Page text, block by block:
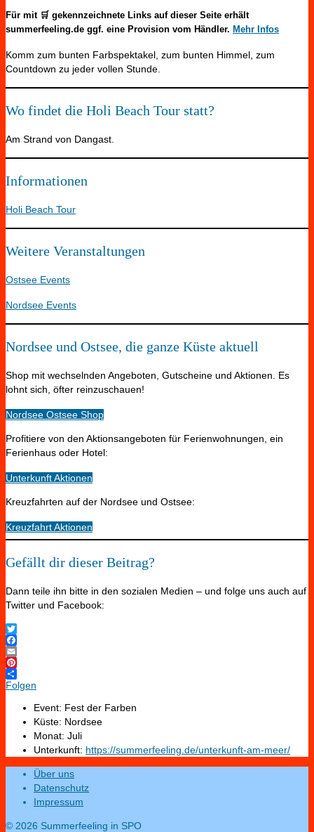
Für mit 🛒 gekennzeichnete Links auf dieser Seite erhält
summerfeeling.de ggf. eine Provision vom Händler. Mehr Infos
Komm zum bunten Farbspektakel, zum bunten Himmel, zum
Countdown zu jeder vollen Stunde.
Wo findet die Holi Beach Tour statt?
Am Strand von Dangast.
Informationen
Holi Beach Tour
Weitere Veranstaltungen
Ostsee Events
Nordsee Events
Nordsee und Ostsee, die ganze Küste aktuell
Shop mit wechselnden Angeboten, Gutscheine und Aktionen. Es
lohnt sich, öfter reinzuschauen!
Nordsee Ostsee Shop
Profitiere von den Aktionsangeboten für Ferienwohnungen, ein
Ferienhaus oder Hotel:
Unterkunft Aktionen
Kreuzfahrten auf der Nordsee und Ostsee:
Kreuzfahrt Aktionen
Gefällt dir dieser Beitrag?
Dann teile ihn bitte in den sozialen Medien – und folge uns auch auf
Twitter und Facebook:
Twitter
Facebook
Email
Pinterest
Folgen
Event: Fest der Farben
Küste: Nordsee
Monat: Juli
Unterkunft: https://summerfeeling.de/unterkunft-am-meer/
Über uns
Datenschutz
Impressum
© 2026 Summerfeeling in SPO